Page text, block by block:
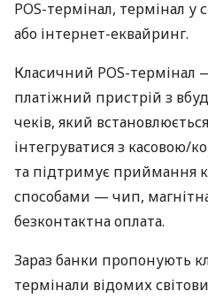
POS-термінал, термінал у
або інтернет-еквайринг.
Класичний POS-
платіжний пристрій з
чеків, який
інтегруватися з
та підтримує приймання
способами — чип,
безконтактна оплата.
Зараз банки пропонують
термінали відомих